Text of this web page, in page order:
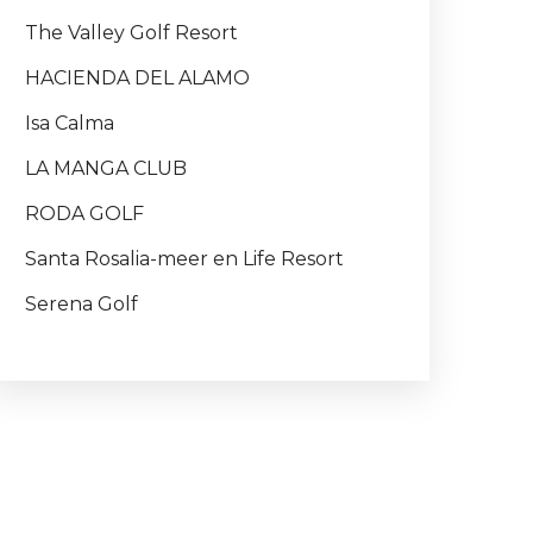
The Valley Golf Resort
HACIENDA DEL ALAMO
Isa Calma
LA MANGA CLUB
RODA GOLF
Santa Rosalia-meer en Life Resort
Serena Golf